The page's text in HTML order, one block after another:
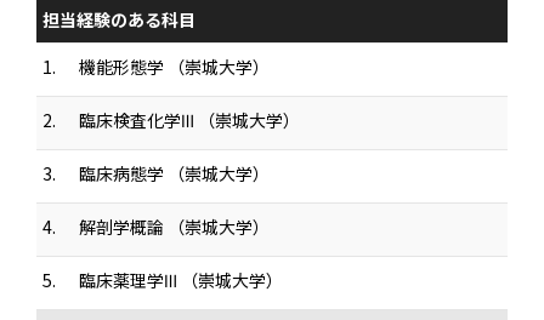
担当経験のある科目
1.
機能形態学 （崇城大学）
2. 臨床検査化学Ⅲ （崇城大学）
3. 臨床病態学 （崇城大学）
4. 解剖学概論 （崇城大学）
5. 臨床薬理学Ⅲ （崇城大学）